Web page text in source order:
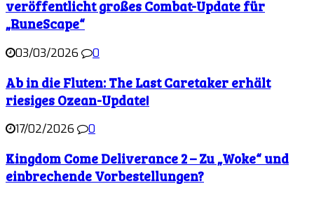
veröffentlicht großes Combat-Update für
„RuneScape“
03/03/2026 0
Ab in die Fluten: The Last Caretaker erhält
riesiges Ozean-Update!
17/02/2026 0
Kingdom Come Deliverance 2 – Zu „Woke“ und
einbrechende Vorbestellungen?